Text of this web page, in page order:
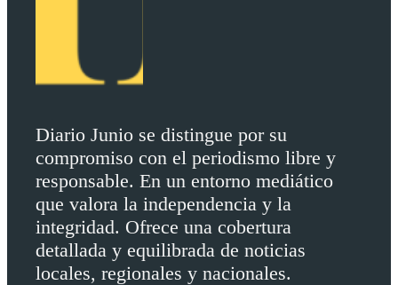
Diario Junio se distingue por su
compromiso con el periodismo libre y
responsable. En un entorno mediático
que valora la independencia y la
integridad. Ofrece una cobertura
detallada y equilibrada de noticias
locales, regionales y nacionales.